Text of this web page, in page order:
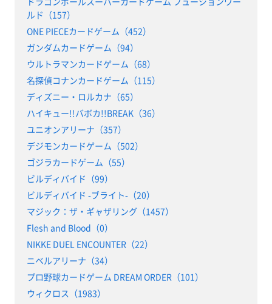
ルド（157）
ONE PIECEカードゲーム（452）
ガンダムカードゲーム（94）
ウルトラマンカードゲーム（68）
名探偵コナンカードゲーム（115）
ディズニー・ロルカナ（65）
ハイキュー!!バボカ!!BREAK（36）
ユニオンアリーナ（357）
デジモンカードゲーム（502）
ゴジラカードゲーム（55）
ビルディバイド（99）
ビルディバイド -ブライト-（20）
マジック：ザ・ギャザリング（1457）
Flesh and Blood（0）
NIKKE DUEL ENCOUNTER（22）
ニベルアリーナ（34）
プロ野球カードゲーム DREAM ORDER（101）
ウィクロス（1983）